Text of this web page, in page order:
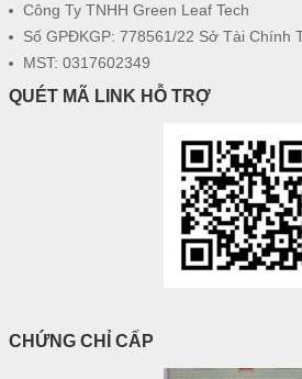
Công Ty TNHH Green Leaf Tech
Số GPĐKGP: 778561/22 Sở Tài Chính
MST: 0317602349
QUÉT MÃ LINK HỖ TRỢ
CHỨNG CHỈ CẤP